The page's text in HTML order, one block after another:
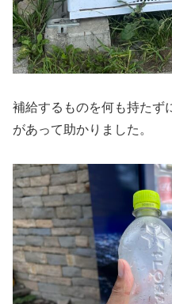
補給するものを何も持たず
があって助かりました。